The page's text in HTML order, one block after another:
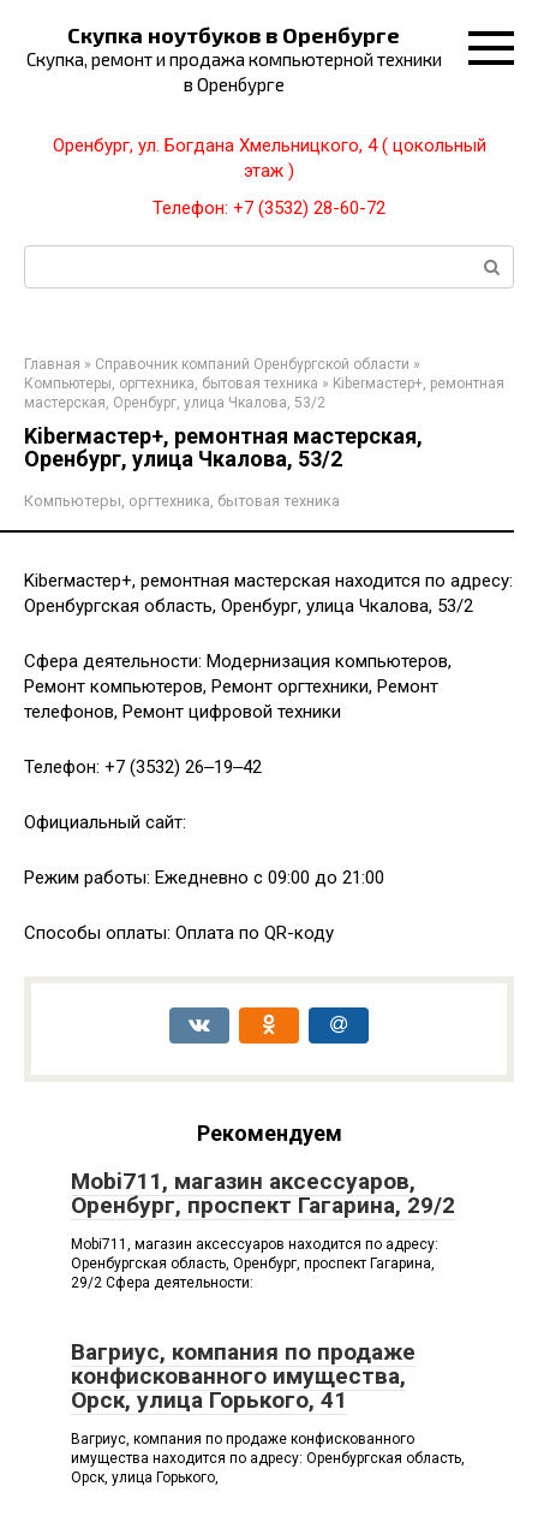
контенту
Скупка ноутбуков в Оренбурге
Скупка, ремонт и продажа компьютерной техники
в Оренбурге
Оренбург, ул. Богдана Хмельницкого, 4 ( цокольный
этаж )
Телефон: +7 (3532) 28-60-72
Поиск:
Главная » Справочник компаний Оренбургской области »
Компьютеры, оргтехника, бытовая техника » Kiberмастер+, ремонтная
мастерская, Оренбург, улица Чкалова, 53/2
Kiberмастер+, ремонтная мастерская,
Оренбург, улица Чкалова, 53/2
Компьютеры, оргтехника, бытовая техника
Kiberмастер+, ремонтная мастерская находится по адресу:
Оренбургская область, Оренбург, улица Чкалова, 53/2
Сфера деятельности: Модернизация компьютеров,
Ремонт компьютеров, Ремонт оргтехники, Ремонт
телефонов, Ремонт цифровой техники
Телефон: +7 (3532) 26‒19‒42
Официальный сайт:
Режим работы: Ежедневно с 09:00 до 21:00
Способы оплаты: Оплата по QR-коду
Рекомендуем
Mobi711, магазин аксессуаров,
Оренбург, проспект Гагарина, 29/2
Mobi711, магазин аксессуаров находится по адресу:
Оренбургская область, Оренбург, проспект Гагарина,
29/2 Сфера деятельности:
Вагриус, компания по продаже
конфискованного имущества,
Орск, улица Горького, 41
Вагриус, компания по продаже конфискованного
имущества находится по адресу: Оренбургская область,
Орск, улица Горького,